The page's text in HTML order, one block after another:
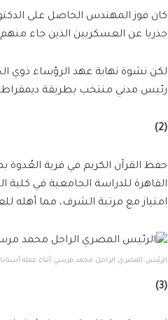
كان فوز المهندس الحاصل على
جذريا عن العسكريين الذين جاء منهم
لكن نشوة نهاية عهد الرؤساء ذوي
رئيس مدني منتخب بطريقة
(2)
امتياز مع مرتبة الشرف، مما أهله
‪الرئيس المصري الراحل محمد مرسي أثناء عمله أستاذا جامعيا في
(3)